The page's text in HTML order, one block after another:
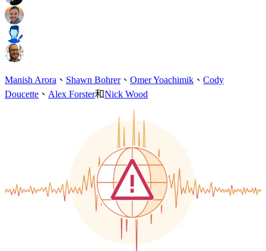
Manish Arora 、 Shawn Bohrer、 Omer Yoachimik 、 Cody
Doucette 、 Alex Forster和Nick Wood